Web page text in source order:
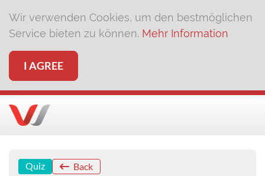
Wir verwenden Cookies, um den bestmöglichen
Service bieten zu können. Mehr Information
I AGREE
Quiz Back